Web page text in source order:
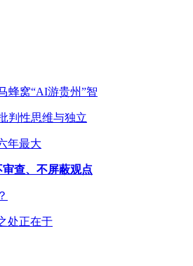
蜂窝“AI游贵州”智
判性思维与独立
年最大
查、不屏蔽观点
处正在于